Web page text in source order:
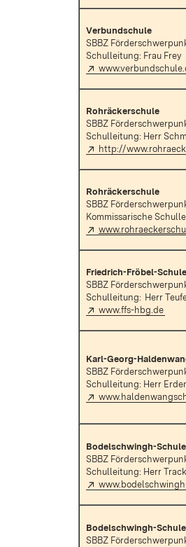
SBBZ
Schulleitung: Frau Frey
Extern:
Rohräckerschule
SBBZ
Schulleitung: Herr
Extern:
http://
Rohräckerschule
SBBZ
Kommissarische
Extern:
Friedrich-Fröbel-Schule
SBBZ
Schulleitung: Herr
Extern:
www.ffs-hbg.de
Karl-Georg-
SBBZ
Schulleitung: Herr
Extern:
Bodelschwingh-Schule
SBBZ
Schulleitung: Herr Track
Extern:
Bodelschwingh-Schule
SBBZ